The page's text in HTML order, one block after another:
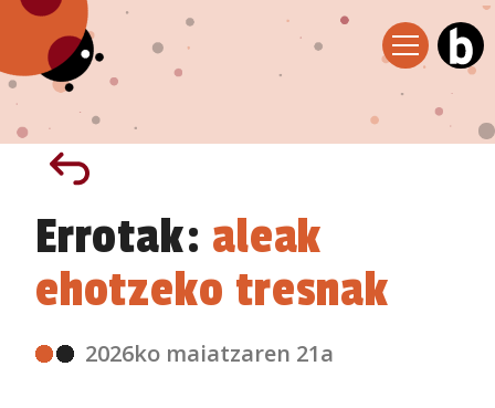
Errotak: aleak
ehotzeko tresnak
2026ko maiatzaren 21a